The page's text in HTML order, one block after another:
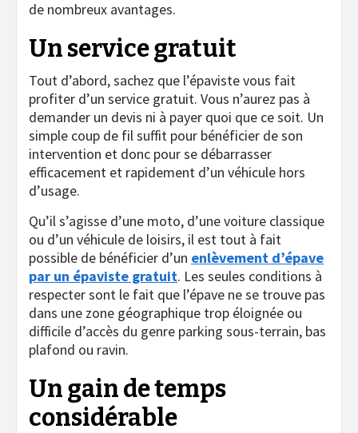
de nombreux avantages.
Un service gratuit
Tout d’abord, sachez que l’épaviste vous fait
profiter d’un service gratuit. Vous n’aurez pas à
demander un devis ni à payer quoi que ce soit. Un
simple coup de fil suffit pour bénéficier de son
intervention et donc pour se débarrasser
efficacement et rapidement d’un véhicule hors
d’usage.
Qu’il s’agisse d’une moto, d’une voiture classique
ou d’un véhicule de loisirs, il est tout à fait
possible de bénéficier d’un enlèvement d’épave
par un épaviste gratuit. Les seules conditions à
respecter sont le fait que l’épave ne se trouve pas
dans une zone géographique trop éloignée ou
difficile d’accès du genre parking sous-terrain, bas
plafond ou ravin.
Un gain de temps
considérable